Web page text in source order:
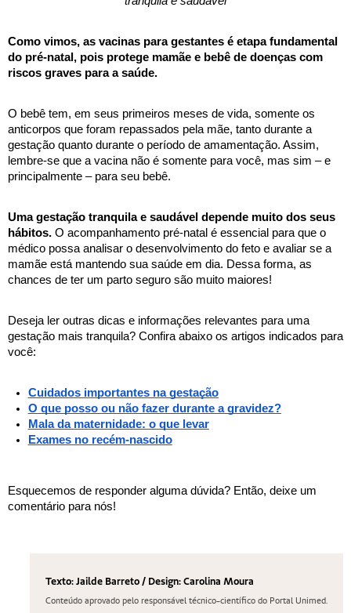
Como vimos, as vacinas para gestantes é etapa fundamental
do pré-natal, pois protege mamãe e bebê de doenças com
riscos graves para a saúde.
O bebê tem, em seus primeiros meses de vida, somente os
anticorpos que foram repassados pela mãe, tanto durante a
gestação quanto durante o período de amamentação. Assim,
lembre-se que a vacina não é somente para você, mas sim – e
principalmente – para seu bebê.
Uma gestação tranquila e saudável depende muito dos seus
hábitos. O acompanhamento pré-natal é essencial para que o
médico possa analisar o desenvolvimento do feto e avaliar se a
mamãe está mantendo sua saúde em dia. Dessa forma, as
chances de ter um parto seguro são muito maiores!
Deseja ler outras dicas e informações relevantes para uma
gestação mais tranquila? Confira abaixo os artigos indicados para
você:
Cuidados importantes na gestação
O que posso ou não fazer durante a gravidez?
Mala da maternidade: o que levar
Exames no recém-nascido
Esquecemos de responder alguma dúvida? Então, deixe um
comentário para nós!
Texto: Jailde Barreto / Design: Carolina Moura
Conteúdo aprovado pelo responsável técnico-científico do Portal Unimed.